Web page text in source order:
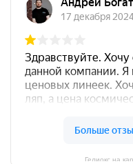
Гелиокс на